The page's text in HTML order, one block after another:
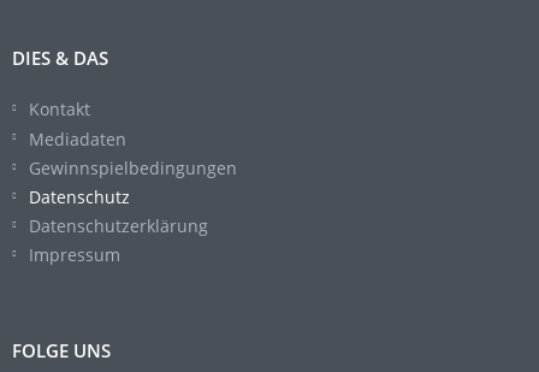
DIES & DAS
Kontakt
Mediadaten
Gewinnspielbedingungen
Datenschutz
Datenschutzerklärung
Impressum
FOLGE UNS